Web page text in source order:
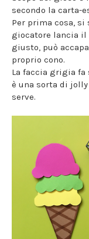
secondo la carta-
Per prima cosa, si
giocatore lancia il
giusto, può
proprio cono.
La faccia grigia
è una sorta di
serve.